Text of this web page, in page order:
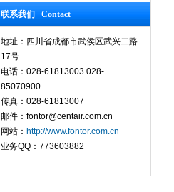
联系我们 Contact
地址：四川省成都市武侯区武兴二路
17号
电话：028-61813003 028-
85070900
传真：028-61813007
邮件：fontor@centair.com.cn
网站： http://www.fontor.com.cn
业务QQ：773603882